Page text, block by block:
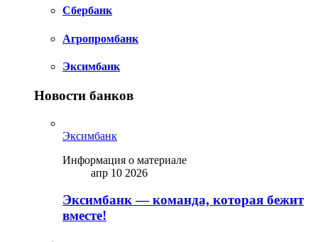
Сбербанк
Агропромбанк
Эксимбанк
Новости банков
Эксимбанк
Информация о материале
апр 10 2026
Эксимбанк — команда, которая бежит
вместе!